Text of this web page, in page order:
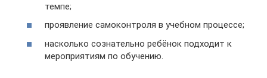
темпе;
проявление самоконтроля в учебном процессе;
насколько сознательно ребёнок подходит к
мероприятиям по обучению.